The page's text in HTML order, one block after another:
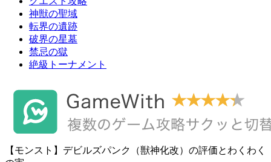
神獣の聖域
転界の遺跡
破界の星墓
禁忌の獄
絶級トーナメント
【モンスト】デビルズパンク（獣神化改）の評価とわくわく